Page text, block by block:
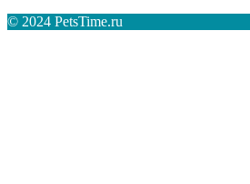
© 2024 PetsTime.ru